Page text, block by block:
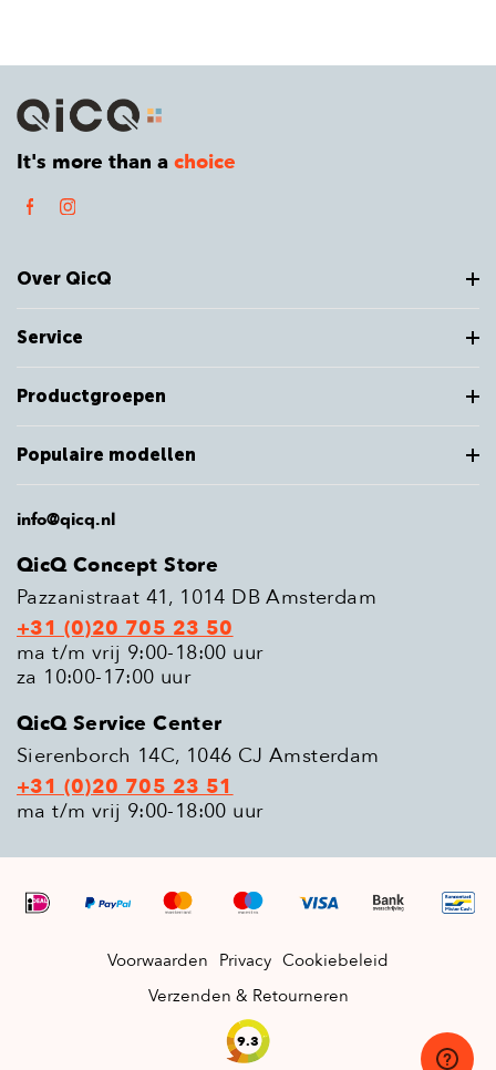
It's more than a choice
Over QicQ
Service
Productgroepen
Populaire modellen
info@qicq.nl
QicQ Concept Store
Pazzanistraat 41, 1014 DB Amsterdam
+31 (0)20 705 23 50
ma t/m vrij 9:00-18:00 uur
za 10:00-17:00 uur
QicQ Service Center
Sierenborch 14C, 1046 CJ Amsterdam
+31 (0)20 705 23 51
ma t/m vrij 9:00-18:00 uur
Voorwaarden Privacy Cookiebeleid
Verzenden & Retourneren
9.3